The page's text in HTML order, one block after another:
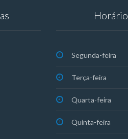
Horário
Segunda-feira
Terça-feira
Quarta-feira
Quinta-feira